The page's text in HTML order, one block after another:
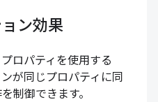
ン効果
ロパティを使用する
が同じプロパティに同
制御できます。